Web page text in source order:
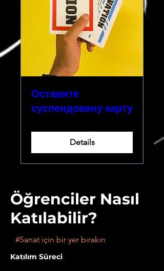
Оставите
суспендовану карту
Details
Öğrenciler Nasıl
Katılabilir?
#Sanat için bir yer bırakın
Katılım Süreci